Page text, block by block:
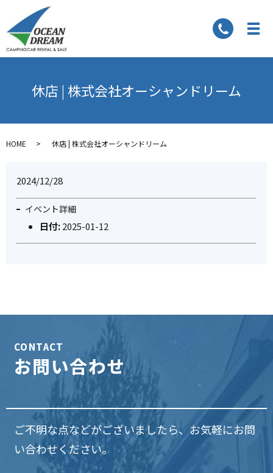
休店 | 株式会社オーシャンドリーム
HOME 休店 | 株式会社オーシャンドリーム
2024/12/28
イベント詳細
日付: 2025-01-12
CONTACT
お問い合わせ
ご不明な点などがございましたら、お気軽にお問
い合わせください。